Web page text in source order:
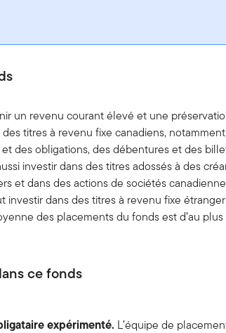
un revenu courant élevé et une
titres à revenu fixe canadiens,
des obligations, des débentures et des
investir dans des titres adossés à des
et dans des actions de sociétés
investir dans des titres à revenu fixe
des placements du fonds est d’au plus
ce fonds
expérimenté. L’équipe de